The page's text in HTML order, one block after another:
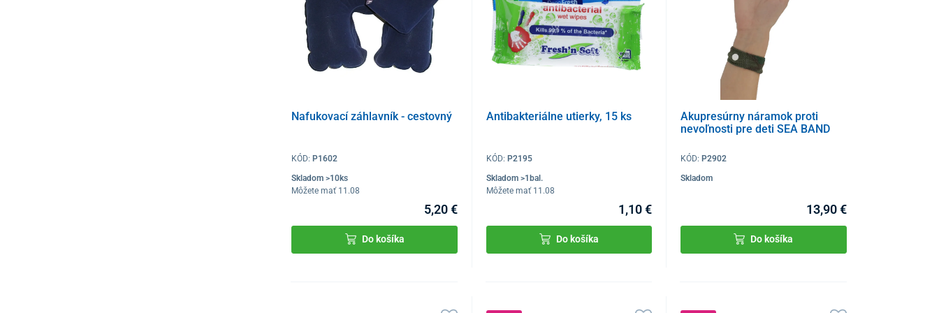
Nafukovací záhlavník - cestovný
KÓD:P1602
Skladom >10ks
Môžete mať 11.08
5,20 €
Do košíka
Antibakteriálne utierky, 15 ks
KÓD: P2195
Skladom >1bal.
Môžete mať 11.08
1,10 €
Do košíka
Akupresúrny náramok proti
nevoľnosti pre deti SEA BAND
KÓD:P2902
Skladom
13,90 €
Do košíka